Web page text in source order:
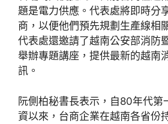
題是電力供應。代表處將即時分
商，以便他們預先規劃生產線相
代表處還邀請了越南公安部消防
舉辦專題講座，提供最新的越南
訊。
阮側柏秘書長表示，自80年代第
資以來，台商企業在越南各省份